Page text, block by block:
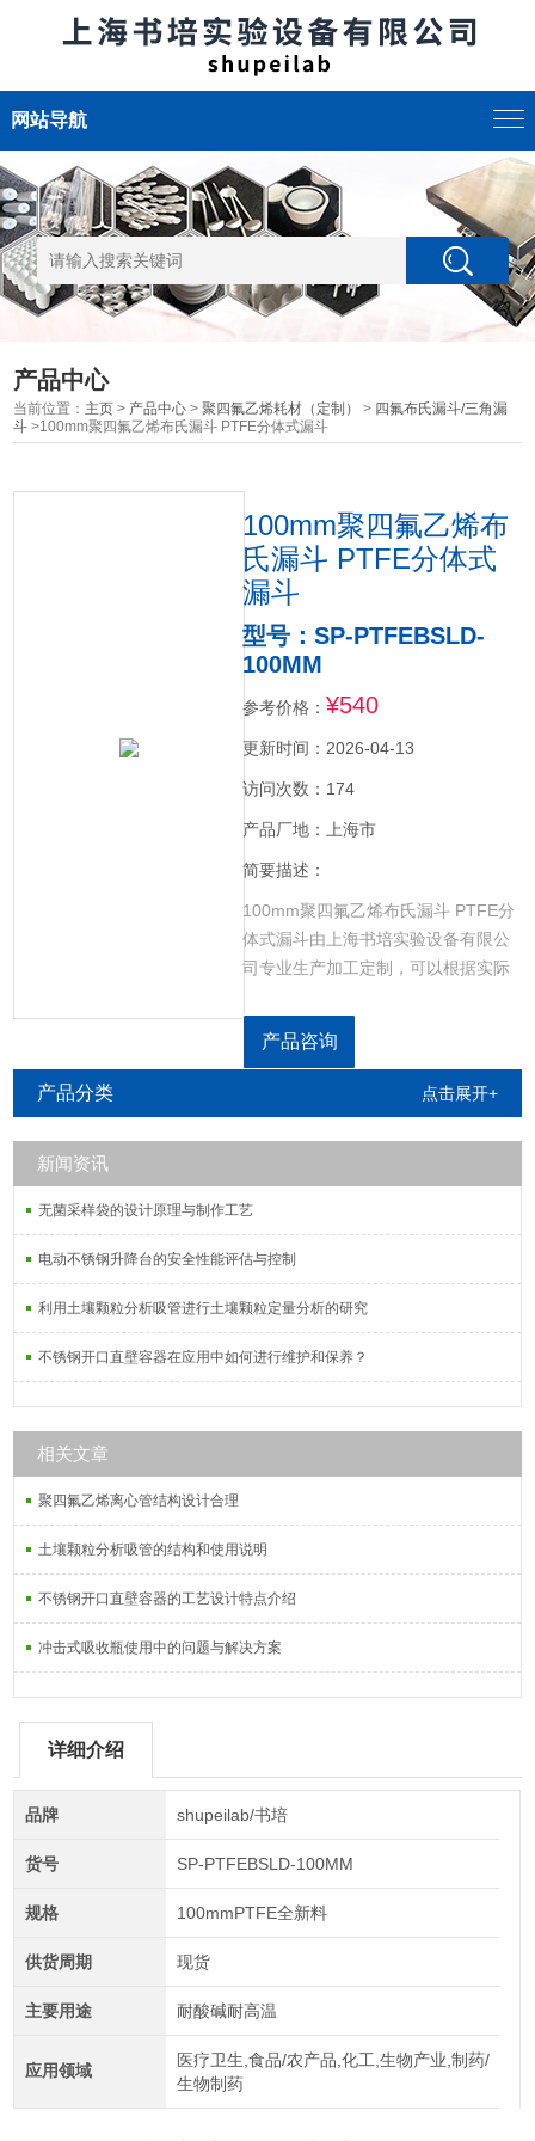
网站导航
产品中心
当前位置： 主页 > 产品中心 >聚四氟乙烯耗材（定制） > 四氟布氏漏斗/三角漏
斗 >100mm聚四氟乙烯布氏漏斗 PTFE分体式漏斗
100mm聚四氟乙烯布
氏漏斗 PTFE分体式
漏斗
型号：SP-PTFEBSLD-
100MM
参考价格： ¥540
更新时间：2026-04-13
访问次数：174
产品厂地：上海市
简要描述：
100mm聚四氟乙烯布氏漏斗 PTFE分
体式漏斗由上海书培实验设备有限公
司专业生产加工定制，可以根据实际
耐酸碱耐高温。四氟布氏漏斗/聚四氟
乙烯布氏漏斗/PTFE布氏漏斗/F4布氏
漏斗/特氟龙布氏漏斗，规格齐全。
产品咨询
产品分类 点击展开+
新闻资讯
无菌采样袋的设计原理与制作工艺
电动不锈钢升降台的安全性能评估与控制
利用土壤颗粒分析吸管进行土壤颗粒定量分析的研究
不锈钢开口直壁容器在应用中如何进行维护和保养？
相关文章
聚四氟乙烯离心管结构设计合理
土壤颗粒分析吸管的结构和使用说明
不锈钢开口直壁容器的工艺设计特点介绍
冲击式吸收瓶使用中的问题与解决方案
详细介绍
品牌 shupeilab/书培
货号 SP-PTFEBSLD-100MM
规格 100mmPTFE全新料
供货周期 现货
主要用途 耐酸碱耐高温
应用领域
医疗卫生,食品/农产品,化工,生物产业,制药/
生物制药